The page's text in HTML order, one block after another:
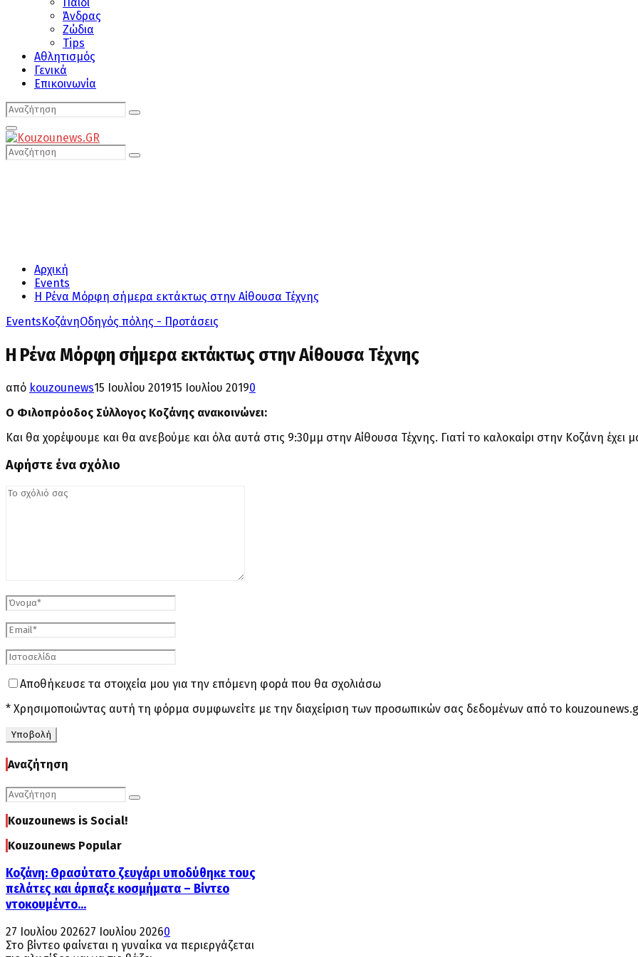
Άνδρας
Ζώδια
Tips
Αθλητισμός
Γενικά
Επικοινωνία
Search
for:
Search
Primary
Menu
Search
for:
Search
Αρχική
Events
Η Ρένα Μόρφη σήμερα εκτάκτως στην Αίθουσα Τέχνης
EventsΚοζάνηΟδηγός πόλης - Προτάσεις
Η Ρένα Μόρφη σήμερα εκτάκτως στην Αίθουσα Τέχνης
από kouzounews15 Ιουλίου 201915 Ιουλίου 20190
Ο Φιλοπρόοδος Σύλλογος Κοζάνης ανακοινώνει:
Και θα χορέψουμε και θα ανεβούμε και όλα αυτά στις 9:30μμ στην Αίθουσα Τέχνης. Γιατί το καλοκαίρι στην Κοζάνη έχει
Αφήστε ένα σχόλιο
Αποθήκευσε τα στοιχεία μου για την επόμενη φορά που θα σχολιάσω
* Χρησιμοποιώντας αυτή τη φόρμα συμφωνείτε με την διαχείριση των προσωπικών σας δεδομένων από το
Αναζήτηση
Search
for:
Search
Kouzounews is Social!
Kouzounews Popular
Κοζάνη: Θρασύτατο ζευγάρι υποδύθηκε τους
πελάτες και άρπαξε κοσμήματα – Βίντεο
ντοκουμέντο...
27 Ιουλίου 202627 Ιουλίου 20260
Στο βίντεο φαίνεται η γυναίκα να περιεργάζεται